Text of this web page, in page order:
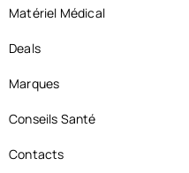
Matériel Médical
Deals
Marques
Conseils Santé
Contacts